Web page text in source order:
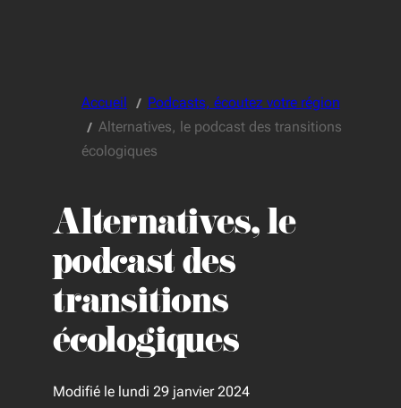
Accueil
Podcasts, écoutez votre région
Alternatives, le podcast des transitions
écologiques
Alternatives, le
podcast des
transitions
écologiques
Modifié le lundi 29 janvier 2024